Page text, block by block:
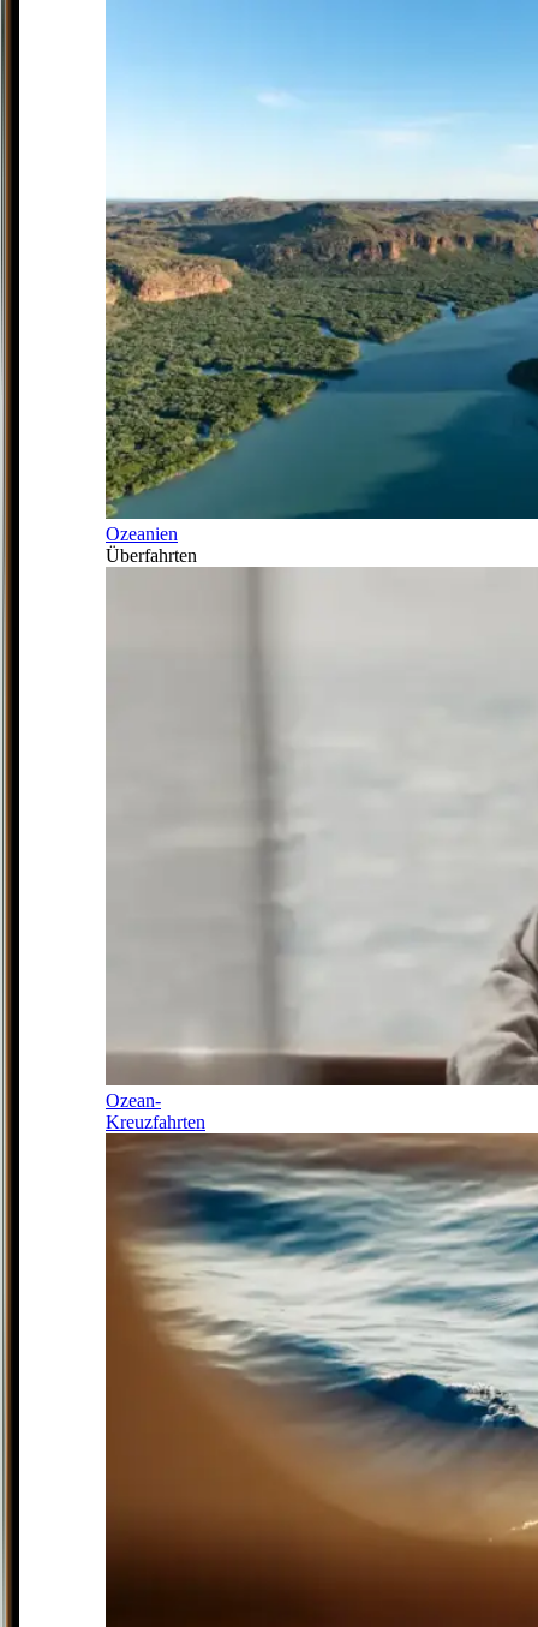
Ozeanien
Überfahrten
Ozean-
Kreuzfahrten